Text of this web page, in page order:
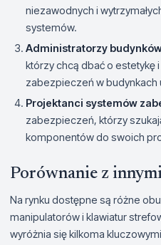
niezawodnych i
systemów.
Administratorzy
którzy chcą dbać o
zabezpieczeń w
Projektanci systemów
zabezpieczeń, którzy
komponentów do swoich
Porównanie z
Na rynku dostępne są różne
manipulatorów i klawiatur
wyróżnia się kilkoma